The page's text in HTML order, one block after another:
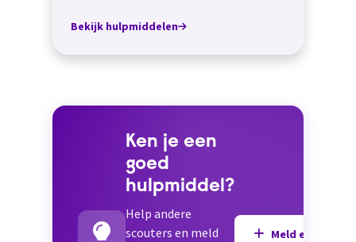
Bekijk hulpmiddelen
Ken je een
goed
hulpmiddel?
Help andere
scouters en meld
Meld een